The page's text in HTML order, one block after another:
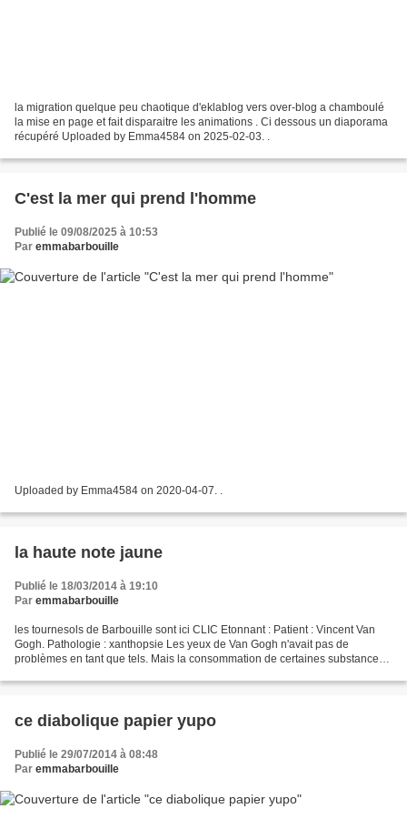
la migration quelque peu chaotique d'eklablog vers over-blog a chamboulé
la mise en page et fait disparaitre les animations . Ci dessous un diaporama
récupéré Uploaded by Emma4584 on 2025-02-03. .
C'est la mer qui prend l'homme
Publié le 09/08/2025 à 10:53
Par emmabarbouille
Uploaded by Emma4584 on 2020-04-07. .
la haute note jaune
Publié le 18/03/2014 à 19:10
Par emmabarbouille
les tournesols de Barbouille sont ici CLIC Etonnant : Patient : Vincent Van
Gogh. Pathologie : xanthopsie Les yeux de Van Gogh n'avait pas de
problèmes en tant que tels. Mais la consommation de certaines substances
ce diabolique papier yupo
Publié le 29/07/2014 à 08:48
Par emmabarbouille